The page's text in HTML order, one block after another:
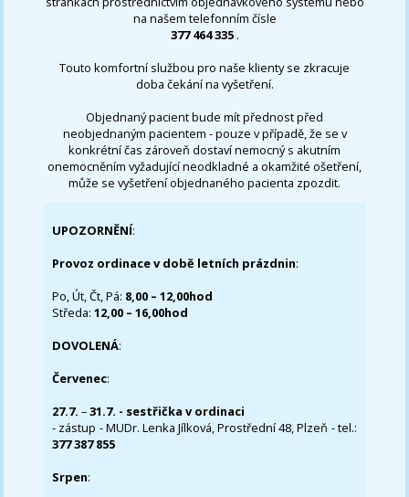
na našem telefonním čísle
377 464 335 .
Touto komfortní službou pro naše klienty se zkracuje
doba čekání na vyšetření.
Objednaný pacient bude mít přednost před
neobjednaným pacientem - pouze v případě, že se v
konkrétní čas zároveň dostaví nemocný s akutním
onemocněním vyžadující neodkladné a okamžité ošetření,
může se vyšetření objednaného pacienta zpozdit.
UPOZORNĚNÍ:
Provoz ordinace v době letních prázdnin:
Po, Út, Čt, Pá: 8,00 – 12,00hod
Středa:12,00 – 16,00hod
DOVOLENÁ:
Červenec:
27.7.–31.7. - sestřička v ordinaci
- zástup - MUDr. Lenka Jílková, Prostřední 48, Plzeň - tel.:
377 387 855
Srpen: